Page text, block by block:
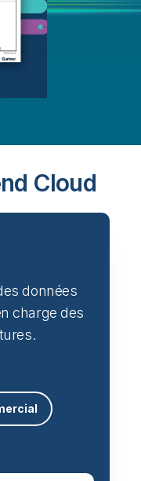
Cloud
données
charge des